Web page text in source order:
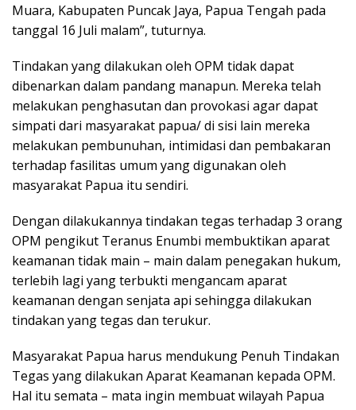
Muara, Kabupaten Puncak Jaya, Papua Tengah pada
tanggal 16 Juli malam”, tuturnya.
Tindakan yang dilakukan oleh OPM tidak dapat
dibenarkan dalam pandang manapun. Mereka telah
melakukan penghasutan dan provokasi agar dapat
simpati dari masyarakat papua/ di sisi lain mereka
melakukan pembunuhan, intimidasi dan pembakaran
terhadap fasilitas umum yang digunakan oleh
masyarakat Papua itu sendiri.
Dengan dilakukannya tindakan tegas terhadap 3 orang
OPM pengikut Teranus Enumbi membuktikan aparat
keamanan tidak main – main dalam penegakan hukum,
terlebih lagi yang terbukti mengancam aparat
keamanan dengan senjata api sehingga dilakukan
tindakan yang tegas dan terukur.
Masyarakat Papua harus mendukung Penuh Tindakan
Tegas yang dilakukan Aparat Keamanan kepada OPM.
Hal itu semata – mata ingin membuat wilayah Papua